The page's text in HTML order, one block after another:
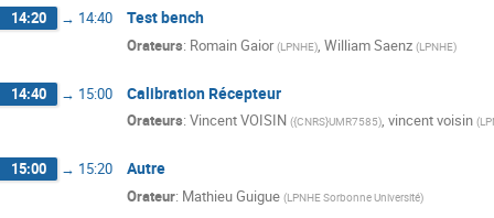
14:20 → 14:40 Test bench
Orateurs: Romain Gaior (LPNHE) William Saenz (LPNHE)
14:40 → 15:00 Calibration Récepteur
Orateurs: Vincent VOISIN ({CNRS}UMR7585), vincent voisin (
15:00 → 15:20 Autre
Orateur: Mathieu Guigue (LPNHE Sorbonne Université)